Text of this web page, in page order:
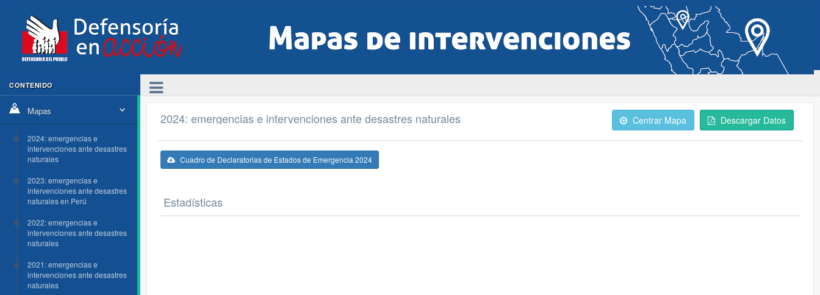
CONTENIDO
Mapas
2024: emergencias e
intervenciones ante desastres
naturales
2023: emergencias e
intervenciones ante desastres
naturales en Perú
2022: emergencias e
intervenciones ante desastres
naturales
2021: emergencias e
intervenciones ante desastres
naturales
2024: emergencias e intervenciones ante desastres naturales Centrar Mapa Descargar Datos
Cuadro de Declaratorias de Estados de Emergencia 2024
Estadísticas